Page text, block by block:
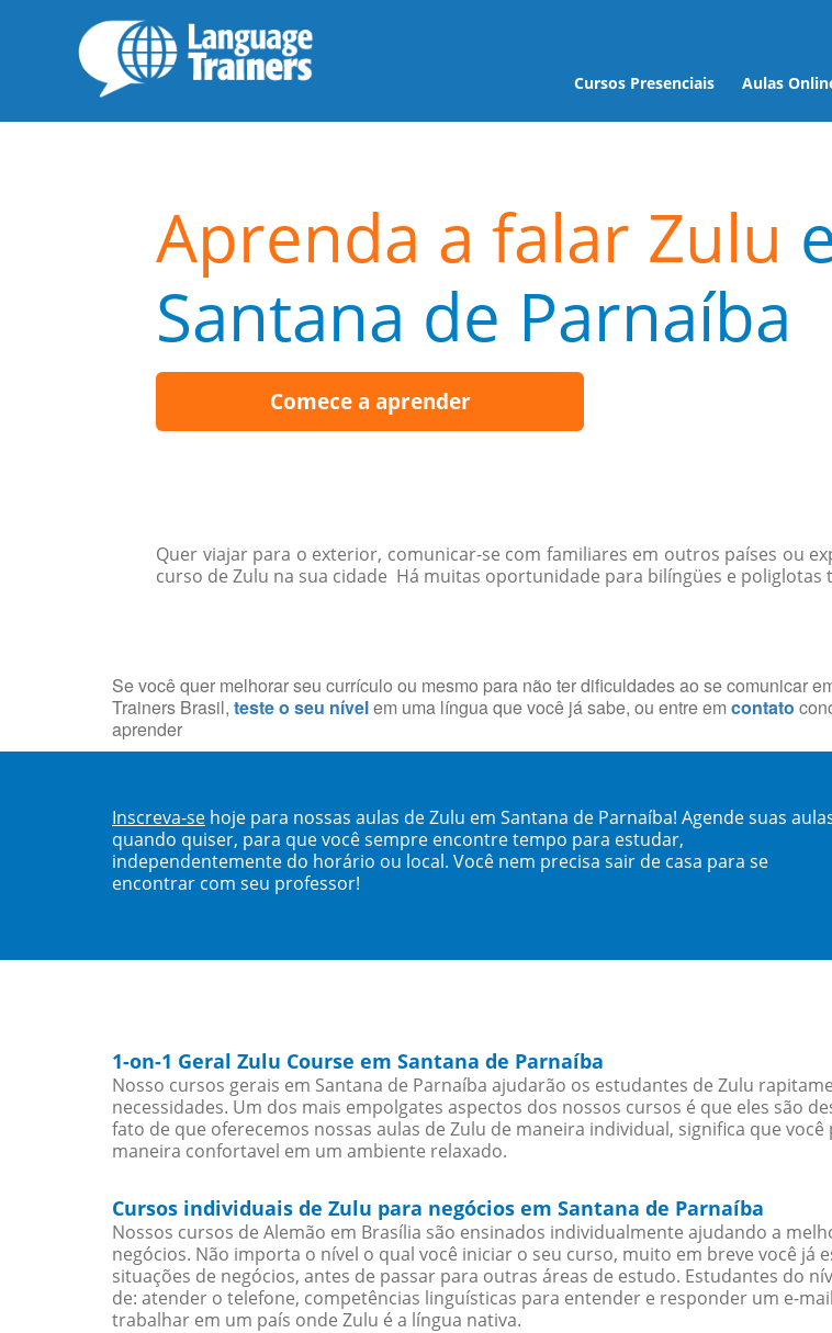
Cursos Presenciais Aulas
Aprenda a falar Zulu
Santana de Parnaíba
Comece a aprender
Quer viajar para o exterior, comunicar-se com familiares em outros países ou
curso de Zulu na sua cidade Há muitas oportunidade para bilíngües e
Se você quer melhorar seu currículo ou mesmo para não ter dificuldades ao se comunicar
Trainers Brasil, teste o seu nívelem uma língua que você já sabe, ou entre em contato
aprender
Inscreva-se hoje para nossas aulas de Zulu em Santana de Parnaíba! Agende suas
quando quiser, para que você sempre encontre tempo para estudar,
independentemente do horário ou local. Você nem precisa sair de casa para se
encontrar com seu professor!
1-on-1 Geral Zulu Course em Santana de Parnaíba
Nosso cursos gerais em Santana de Parnaíba ajudarão os estudantes de Zulu
necessidades. Um dos mais empolgates aspectos dos nossos cursos é que eles são
fato de que oferecemos nossas aulas de Zulu de maneira individual, significa que
maneira confortavel em um ambiente relaxado.
Cursos individuais de Zulu para negócios em Santana de Parnaíba
Nossos cursos de Alemão em Brasília são ensinados individualmente ajudando a
negócios. Não importa o nível o qual você iniciar o seu curso, muito em breve você
situações de negócios, antes de passar para outras áreas de estudo. Estudantes do
de: atender o telefone, competências linguísticas para entender e responder um e-
trabalhar em um país onde Zulu é a língua nativa.